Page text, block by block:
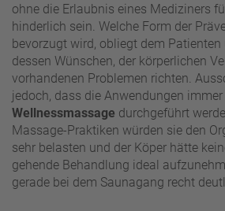
ohne die Erlaubnis eines Mediziners
hinderlich sein. Welche Form der
bevorzugt wird, obliegt dem
dessen Wünschen, der körperlichen
vorhandenen Problemen richten.
jedoch, dass die Anwendungen
Wellnessmassage durchgeführt
Massage-Praktiken würden sie den
sehr belasten und der Köper hätte
gehende Behandlung ideal
gerade bei dem Saunagang recht